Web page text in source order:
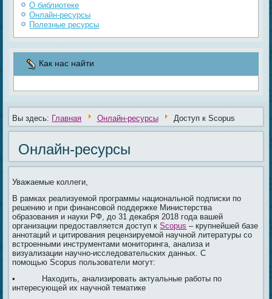
О библиотеке
Онлайн-ресурсы
Полезные ресурсы
Как нас найти
Вы здесь: Главная Онлайн-ресурсы Доступ к Scopus
Онлайн-ресурсы
Уважаемые коллеги,
В рамках реализуемой программы национальной подписки по
решению и при финансовой поддержке Министерства
образования и науки РФ, до 31 декабря 2018 года вашей
организации предоставляется доступ кScopus – крупнейшей базе
аннотаций и цитирования рецензируемой научной литературы со
встроенными инструментами мониторинга, анализа и
визуализации научно-исследовательских данных. С
помощью Scopus пользователи могут:
• Находить, анализировать актуальные работы по
интересующей их научной тематике